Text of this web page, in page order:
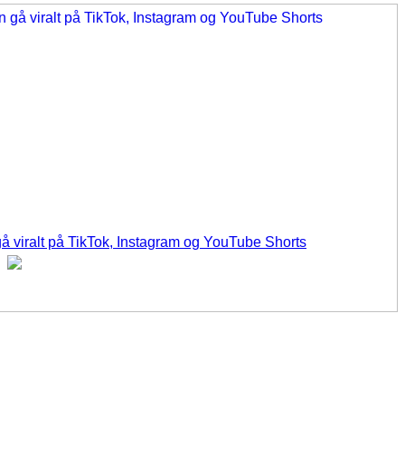
viralt på TikTok, Instagram og YouTube Shorts